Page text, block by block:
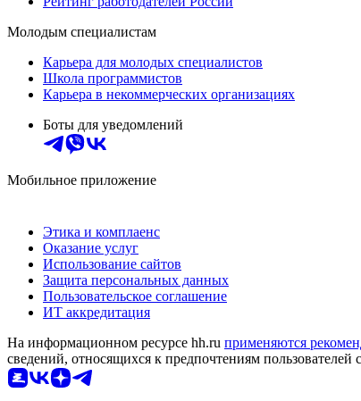
Молодым специалистам
Карьера для молодых специалистов
Школа программистов
Карьера в некоммерческих организациях
Боты для уведомлений
Мобильное приложение
Этика и комплаенс
Оказание услуг
Использование сайтов
Защита персональных данных
Пользовательское соглашение
ИТ аккредитация
На информационном ресурсе hh.ru применяются
сведений, относящихся к предпочтениям